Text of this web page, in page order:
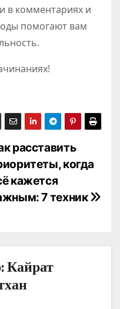
в комментариях и
помогают вам
расставить
когда
кажется
7 техник
Кайрат